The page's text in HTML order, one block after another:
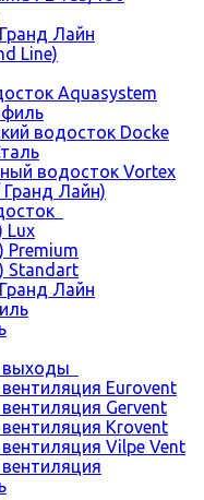
Лайн
Line)
Aquasystem
водосток Docke
водосток Vortex
Гранд Лайн)
Lux
Premium
Standart
Лайн
выходы
Eurovent
Gervent
Krovent
Vilpe Vent